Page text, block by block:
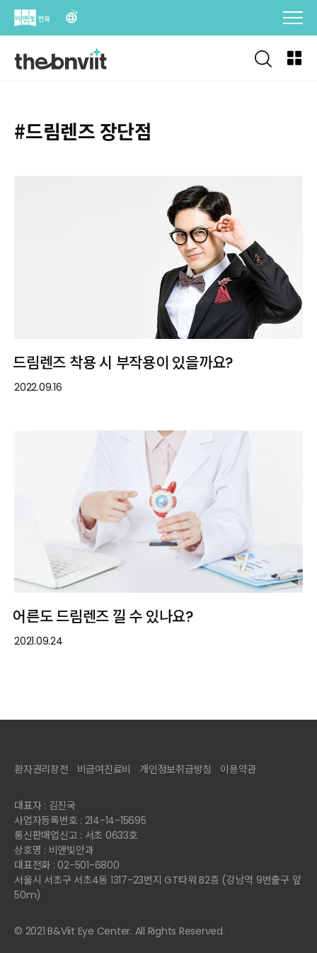
Skip
#드림렌즈 장단점
드림렌즈 착용 시 부작용이 있을까요?
2022.09.16
어른도 드림렌즈 낄 수 있나요?
2021.09.24
환자권리장전 비급여진료비 개인정보취급방침 이용약관
대표자 : 김진국
사업자등록번호 : 214-14-15695
통신판매업신고 : 서초 0633호
상호명 : 비앤빛안과
대표전화 : 02-501-6800
서울시 서초구 서초4동 1317-23번지 GT타워 B2층 (강남역 9번출구 앞
50m)
© 2021 B&Viit Eye Center. All Rights Reserved.